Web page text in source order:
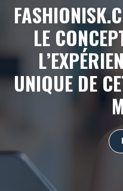
LE
UNIQUE DE